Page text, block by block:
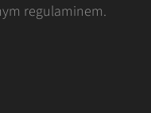
regulaminem.